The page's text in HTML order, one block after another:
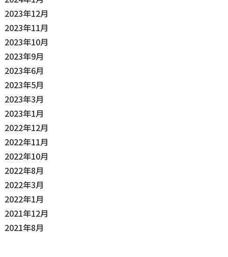
2023年12月
2023年11月
2023年10月
2023年9月
2023年6月
2023年5月
2023年3月
2023年1月
2022年12月
2022年11月
2022年10月
2022年8月
2022年3月
2022年1月
2021年12月
2021年8月